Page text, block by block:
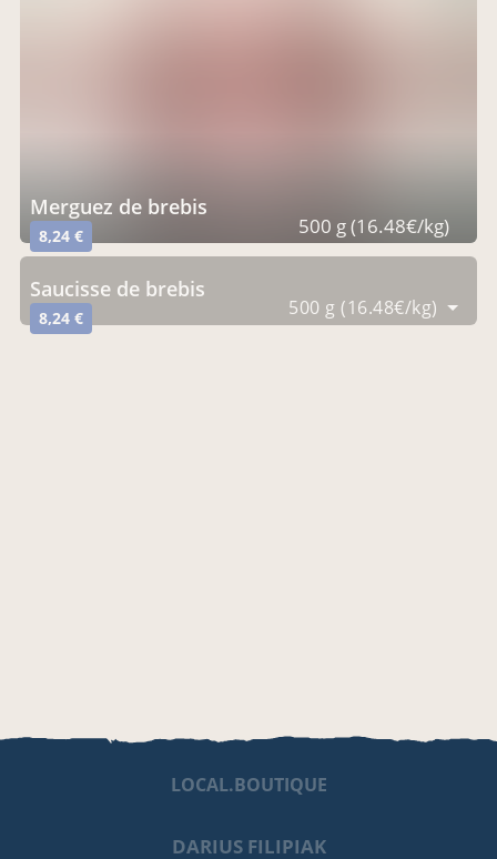
merguez de brebis
8,24 € 500 g (16.48€/kg)
saucisse de brebis
8,24 € 500 g (16.48€/kg)
LOCAL.BOUTIQUE
DARIUS FILIPIAK